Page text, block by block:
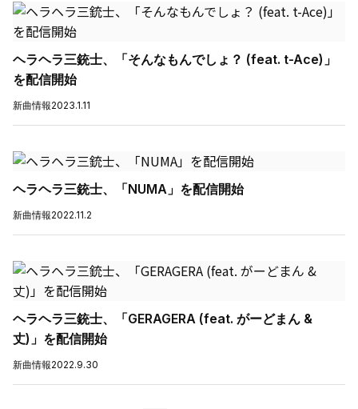
ヘラヘラ三銃士、「そんなもんでしょ？ (feat. t-Ace)」
を配信開始
新曲情報2023.1.11
ヘラヘラ三銃士、「NUMA」を配信開始
新曲情報2022.11.2
ヘラヘラ三銃士、「GERAGERA (feat. がーどまん &
丈)」を配信開始
新曲情報2022.9.30